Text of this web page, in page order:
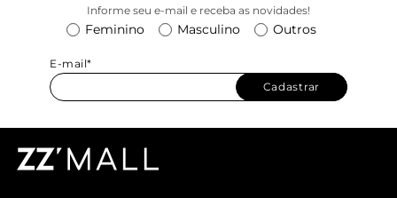
Informe seu e-mail e receba as novidades!
Feminino Masculino Outros
E-mail*
Cadastrar